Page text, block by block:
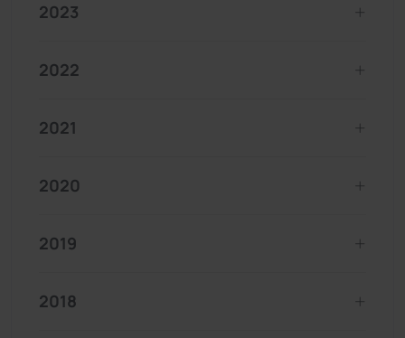
2023
2022
2021
2020
2019
2018